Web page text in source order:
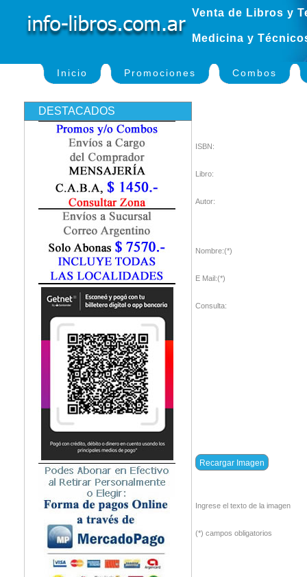
Venta de Libros y
Medicina y
Inicio Promociones Combos
DESTACADOS
ISBN:
Libro:
Autor:
Nombre:(*)
E Mail:(*)
Consulta:
Ingrese el texto de la imagen
(*) campos obligatorios